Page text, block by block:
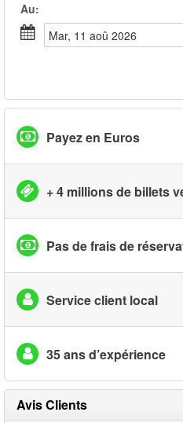
Au:
mar, 11 aoû 2026
Payez en Euros
+ 4 millions de billets
Pas de frais de
Service client local
35 ans d’expérience
Avis Clients